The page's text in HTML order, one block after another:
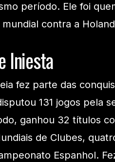
período. Ele foi
contra a
Iniesta
fez parte das
131 jogos pela
ganhou 32 títulos
de Clubes,
Espanhol.